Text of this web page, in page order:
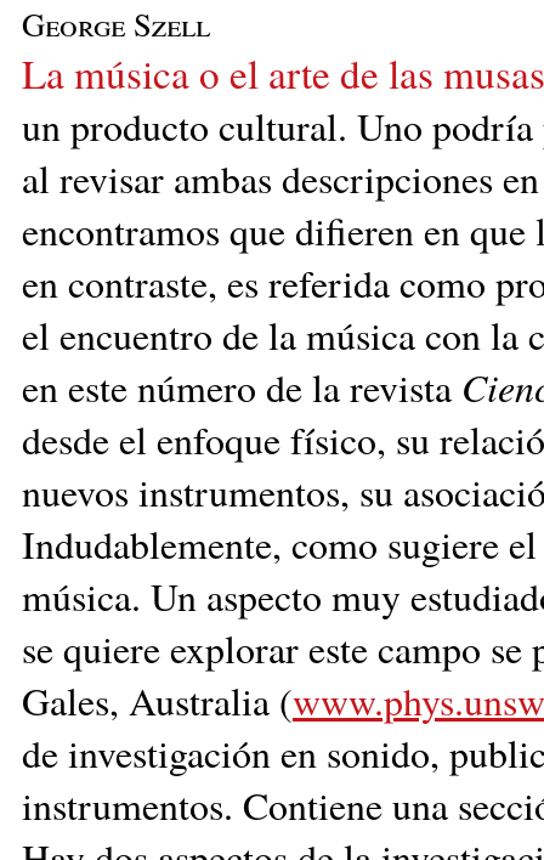
George Szell
La música o el arte de las
un producto cultural. Uno
al revisar ambas descripciones
encontramos que difieren en
en contraste, es referida como
el encuentro de la música con la
en este número de la revista
desde el enfoque físico, su
nuevos instrumentos, su
Indudablemente, como sugiere
música. Un aspecto muy
se quiere explorar este campo
Gales, Australia (
de investigación en sonido,
instrumentos. Contiene una